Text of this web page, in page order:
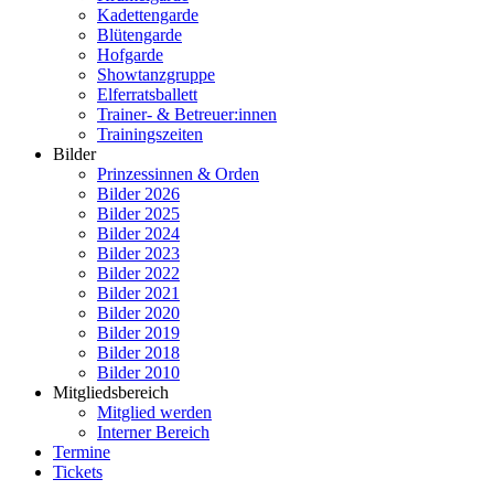
Kadettengarde
Blütengarde
Hofgarde
Showtanzgruppe
Elferratsballett
Trainer- & Betreuer:innen
Trainingszeiten
Bilder
Prinzessinnen & Orden
Bilder 2026
Bilder 2025
Bilder 2024
Bilder 2023
Bilder 2022
Bilder 2021
Bilder 2020
Bilder 2019
Bilder 2018
Bilder 2010
Mitgliedsbereich
Mitglied werden
Interner Bereich
Termine
Tickets